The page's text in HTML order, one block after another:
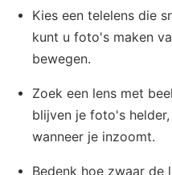
Kies een telelens die
kunt u foto's maken
bewegen.
Zoek een lens met
blijven je foto's
wanneer je inzoomt.
Bedenk hoe zwaar de